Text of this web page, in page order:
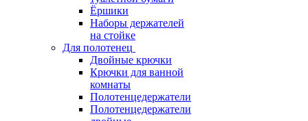
Ёршики
Наборы держателей
на стойке
Для полотенец
Двойные крючки
Крючки для ванной
комнаты
Полотенцедержатели
Полотенцедержатели